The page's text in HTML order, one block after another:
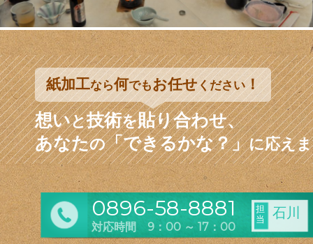
紙加工なら何でもお任せください！
想いと技術を貼り合わせ、
あなたの「できるかな？」に応え
0896-58-8881
対応時間 9：00 ～ 17：00
担
当
石川